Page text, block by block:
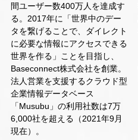
間ユーザー数400万人を達成す
る。2017年に「世界中のデー
タを繋げることで、ダイレクト
に必要な情報にアクセスできる
世界を作る」ことを目指し、
Baseconnect株式会社を創業。
法人営業を支援するクラウド型
企業情報データベース
「Musubu」の利用社数は7万
6,000社を超える（2021年9月
現在）。